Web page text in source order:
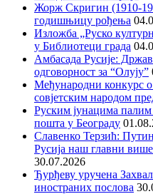
Жорж Скригин (1910-
годишњицу рођења
Изложба „Руско
у Библиотеци града
Амбасада Русије:
одговорност за “Олују”
Међународни конкурс
совјетским народом
Руским јунацима
пошта у Београду
Славенко Терзић:
Русија наш главни
30.07.2026
Ђурђеву уручена
иностраних послова